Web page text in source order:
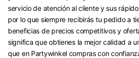
servicio de atención al cliente y sus
por lo que siempre recibirás tu pedido a
beneficias de precios competitivos y
significa que obtienes la mejor calidad a
que en Partywinkel compras con